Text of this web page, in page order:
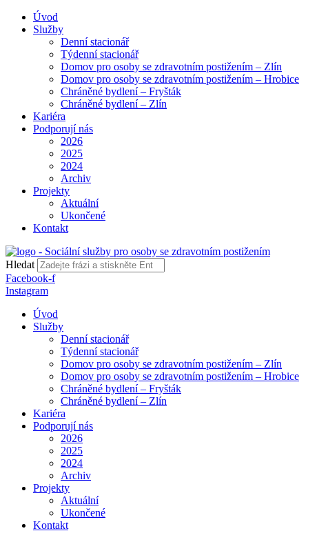
Úvod
Služby
Denní stacionář
Týdenní stacionář
Domov pro osoby se zdravotním postižením – Zlín
Domov pro osoby se zdravotním postižením – Hrobice
Chráněné bydlení – Fryšták
Chráněné bydlení – Zlín
Kariéra
Podporují nás
2026
2025
2024
Archiv
Projekty
Aktuální
Ukončené
Kontakt
Hledat
Facebook-f
Instagram
Úvod
Služby
Denní stacionář
Týdenní stacionář
Domov pro osoby se zdravotním postižením – Zlín
Domov pro osoby se zdravotním postižením – Hrobice
Chráněné bydlení – Fryšták
Chráněné bydlení – Zlín
Kariéra
Podporují nás
2026
2025
2024
Archiv
Projekty
Aktuální
Ukončené
Kontakt